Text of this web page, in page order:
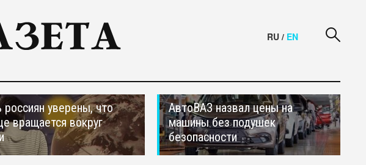
RU / EN
россиян уверены, что
вращается вокруг
АвтоВАЗ назвал цены на
машины без подушек
безопасности